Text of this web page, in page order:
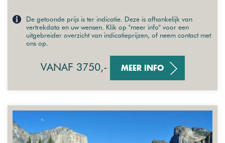
De getoonde prijs is ter indicatie. Deze is afhankelijk van
vertrekdata en uw wensen. Klik op "meer info" voor een
uitgebreider overzicht van indicatieprijzen, of neem contact met
ons op.
VANAF 3750,- MEER INFO